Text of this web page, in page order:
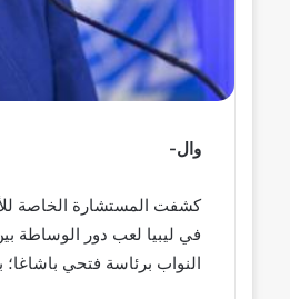
وال-
كشفت المستشارة الخاصة
في ليبيا لعب دور الوساطة
النواب برئاسة فتحي باشاغا؛